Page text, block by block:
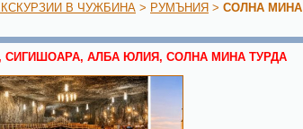
В ЧУЖБИНА > РУМЪНИЯ > СОЛНА МИНА
СИГИШОАРА, АЛБА ЮЛИЯ, СОЛНА МИНА ТУРДА